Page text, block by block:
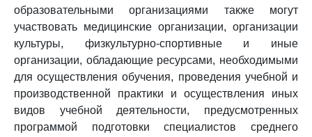
образовательными организациями также могут
участвовать медицинские организации, организации
культуры, физкультурно-спортивные и иные
организации, обладающие ресурсами, необходимыми
для осуществления обучения, проведения учебной и
производственной практики и осуществления иных
видов учебной деятельности, предусмотренных
программой подготовки специалистов среднего